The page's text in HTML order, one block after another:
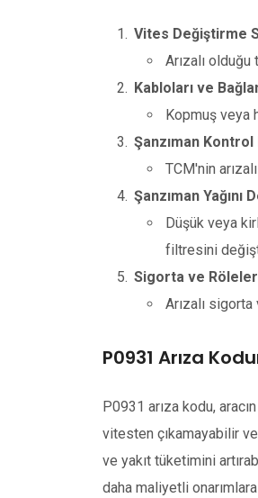
Vites Değiştirme
Arızalı
Kabloları ve
Kopmuş veya
Şanzıman
TCM'nin
Şanzıman Yağını
Düşük veya
filtresini
Sigorta ve
Arızalı
P0931 Arıza
P0931 arıza kodu,
vitesten çıkamayabilir
ve yakıt tüketimini
daha maliyetli